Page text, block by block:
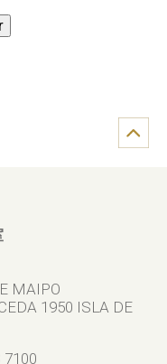
MAIPO
1950 ISLA DE
7100